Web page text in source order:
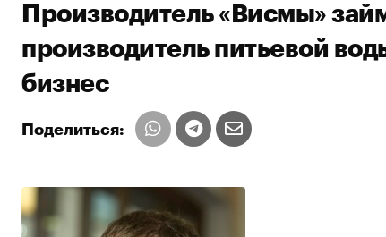
Производитель «Висмы»
производитель питьевой
бизнес
Поделиться: